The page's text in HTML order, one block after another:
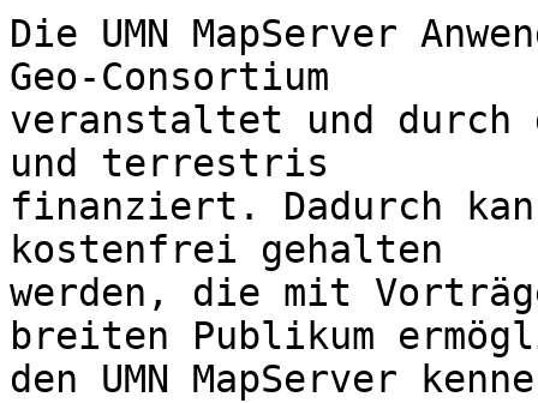
Die UMN MapServer
Geo-Consortium
veranstaltet und durch
und terrestris
finanziert. Dadurch
kostenfrei gehalten
werden, die mit
breiten Publikum
den UMN MapServer